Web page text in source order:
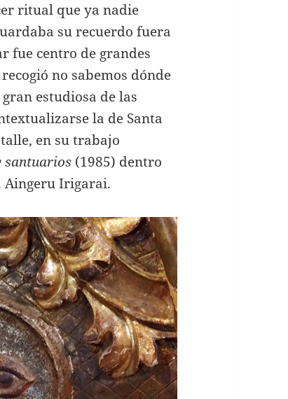
ritual que ya nadie
su recuerdo fuera
fue centro de grandes
no sabemos dónde
estudiosa de las
la de Santa
en su trabajo
santuarios (1985) dentro
Aingeru Irigarai.